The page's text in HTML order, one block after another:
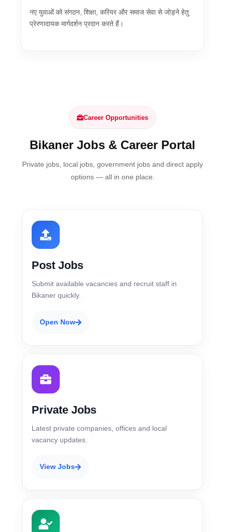
नए युवाओं को संगठन, शिक्षा, करियर और समाज सेवा से जोड़ने हेतु
प्रेरणादायक मार्गदर्शन प्रदान करते हैं।
Career Opportunities
Bikaner Jobs & Career Portal
Private jobs, local jobs, government jobs and direct apply
options — all in one place.
Post Jobs
Submit available vacancies and recruit staff in
Bikaner quickly.
Open Now
Private Jobs
Latest private companies, offices and local
vacancy updates.
View Jobs